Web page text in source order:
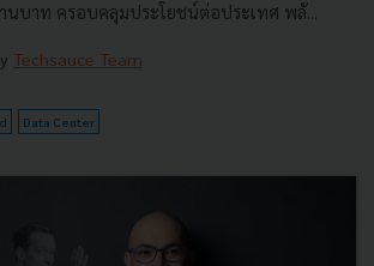
นบาท ครอบคลุมประโยชน์ต่อประเทศ พลั...
Techsauce Team
Data Center